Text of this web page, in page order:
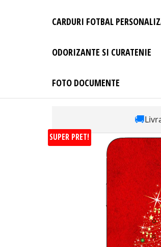
CARDURI FOTBAL
ODORIZANTE SI CURATENIE
FOTO DOCUMENTE
🚚
SUPER PRET!